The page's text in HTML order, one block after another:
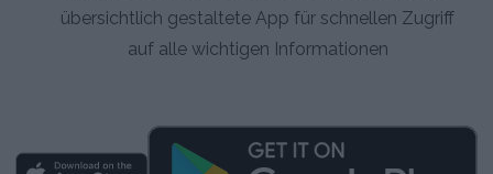
übersichtlich gestaltete App für schnellen Zugriff
auf alle wichtigen Informationen